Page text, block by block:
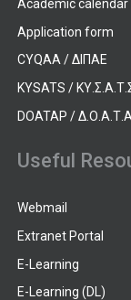
Academic calendar
Application form
CYQAA / ΔΙΠΑΕ
KYSATS /
DOATAP /
Useful
Webmail
Extranet Portal
E-Learning
E-Learning (DL)